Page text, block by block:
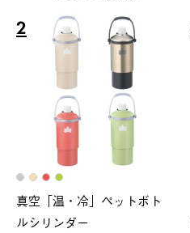
2
真空「温・冷」ペットボト
ルシリンダー